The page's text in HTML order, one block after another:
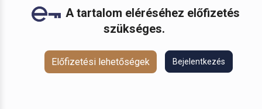
A tartalom eléréséhez előfizetés
szükséges.
Előfizetési lehetőségek Bejelentkezés